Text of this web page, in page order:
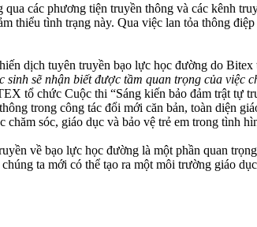
các phương tiện truyền thông và các kênh
thiểu tình trạng này. Qua việc lan tỏa thông
sẽ nhận biết được tầm quan trọng của việc
tổ chức Cuộc thi “Sáng kiến bảo đảm trật tự
trong công tác đổi mới căn bản, toàn diện
sóc, giáo dục và bảo vệ trẻ em trong tình
về bạo lực học đường là một phần quan
ta mới có thể tạo ra một môi trường giáo